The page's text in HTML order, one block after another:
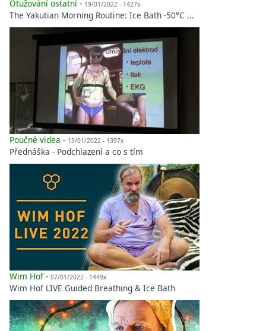
Otužování ostatní - 19/01/2022 - 1427x
The Yakutian Morning Routine: Ice Bath -50°C ...
Poučné videa - 13/01/2022 - 1397x
Přednáška - Podchlazení a co s tím
Wim Hof- 07/01/2022 - 1449x
Wim Hof LIVE Guided Breathing & Ice Bath